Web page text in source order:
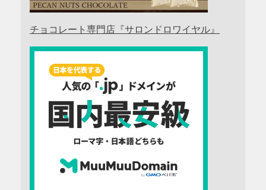
チョコレート専門店『サロンドロワイヤル』